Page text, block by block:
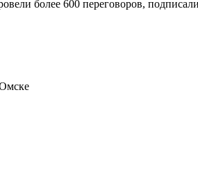
более 600 переговоров,